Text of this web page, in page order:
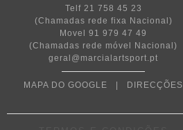
Telf 21 758 45 23
(Chamadas rede fixa Nacional)
Movel 91 979 47 49
(Chamadas rede móvel Nacional)
geral@marcialartsport.pt
MAPA DO GOOGLE DIRECÇÕES